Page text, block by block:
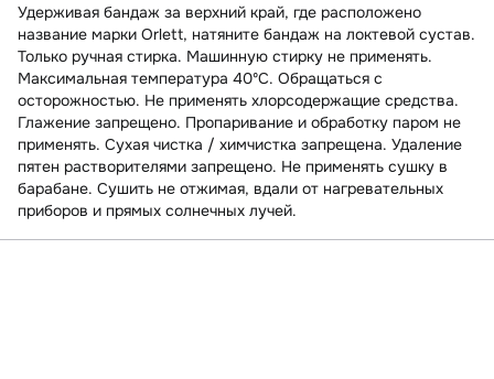
Удерживая бандаж за верхний край, где расположено
название марки Orlett, натяните бандаж на локтевой сустав.
Только ручная стирка. Машинную стирку не применять.
Максимальная температура 40ºС. Обращаться с
осторожностью. Не применять хлорсодержащие средства.
Глажение запрещено. Пропаривание и обработку паром не
применять. Сухая чистка / химчистка запрещена. Удаление
пятен растворителями запрещено. Не применять сушку в
барабане. Сушить не отжимая, вдали от нагревательных
приборов и прямых солнечных лучей.